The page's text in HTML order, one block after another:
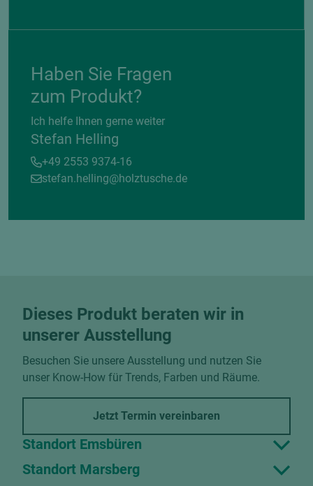
Haben Sie Fragen
zum Produkt?
Ich helfe Ihnen gerne weiter
Stefan Helling
+49 2553 9374-16
stefan.helling@holztusche.de
Dieses Produkt beraten wir in
unserer Ausstellung
Besuchen Sie unsere Ausstellung und nutzen Sie
unser Know-How für Trends, Farben und Räume.
Jetzt Termin vereinbaren
Standort Emsbüren
Standort Marsberg